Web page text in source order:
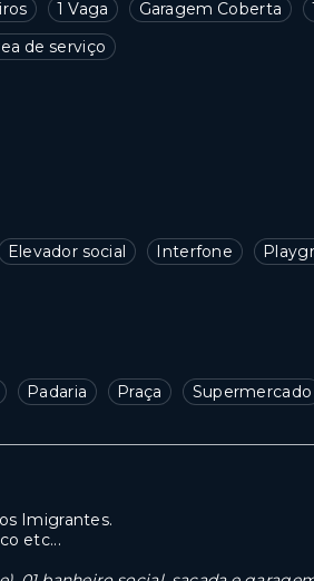
1 Vaga Garagem Coberta
de serviço
Elevador social Interfone
Padaria Praça Supermercado
Imigrantes.
etc...